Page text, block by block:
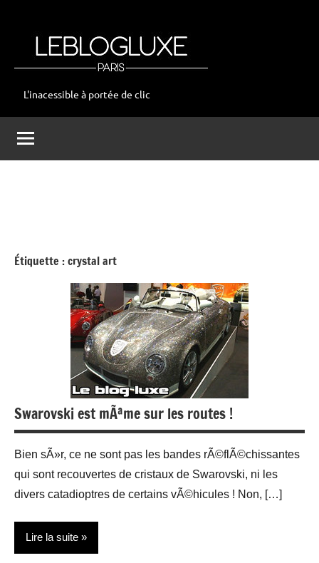
leblogluxe
L'inacessible à portée de clic
Étiquette :crystal art
Swarovski est mÃªme sur les routes !
Bien sÃ»r, ce ne sont pas les bandes rÃ©flÃ©chissantes
qui sont recouvertes de cristaux de Swarovski, ni les
divers catadioptres de certains vÃ©hicules ! Non, […]
Lire la suite